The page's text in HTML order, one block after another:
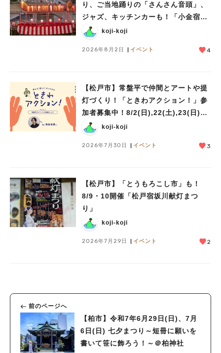
り、ご当地踊りの「さんさん音頭」、
ジャズ、キッチンカーも！「小金宿ま
つり」8/28-30開催！
koji-koji
2026年8月2日 イベント 4
【松戸市】常盤平で仲間とアートや提
灯づくり！「ときわアクション！」参
加者募集中！8/2(日),22(土),23(日)開
催！
koji-koji
2026年7月30日 イベント 3
【松戸市】「とうもろこし市」も！
8/9・10開催「松戸宿坂川献灯まつ
り」
koji-koji
2026年7月29日 イベント 2
前のページへ
【柏市】令和7年6月29日(日)、7月
6日(日) 七夕まつり～短冊に願いを
書いて笹に飾ろう！～＠柏神社